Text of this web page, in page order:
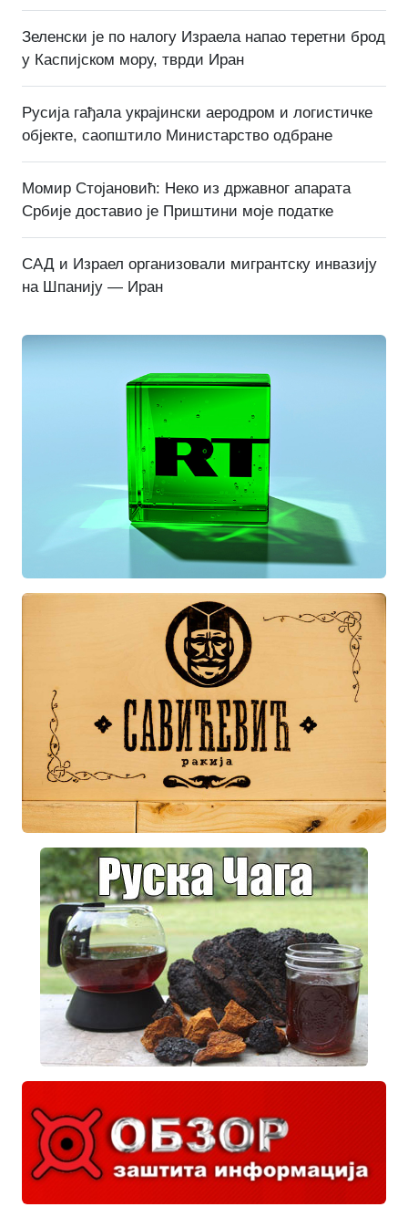
Зеленски је по налогу Израела напао теретни брод
у Каспијском мору, тврди Иран
Русија гађала украјински аеродром и логистичке
објекте, саопштило Министарство одбране
Момир Стојановић: Неко из државног апарата
Србије доставио је Приштини моје податке
САД и Израел организовали мигрантску инвазију
на Шпанију — Иран